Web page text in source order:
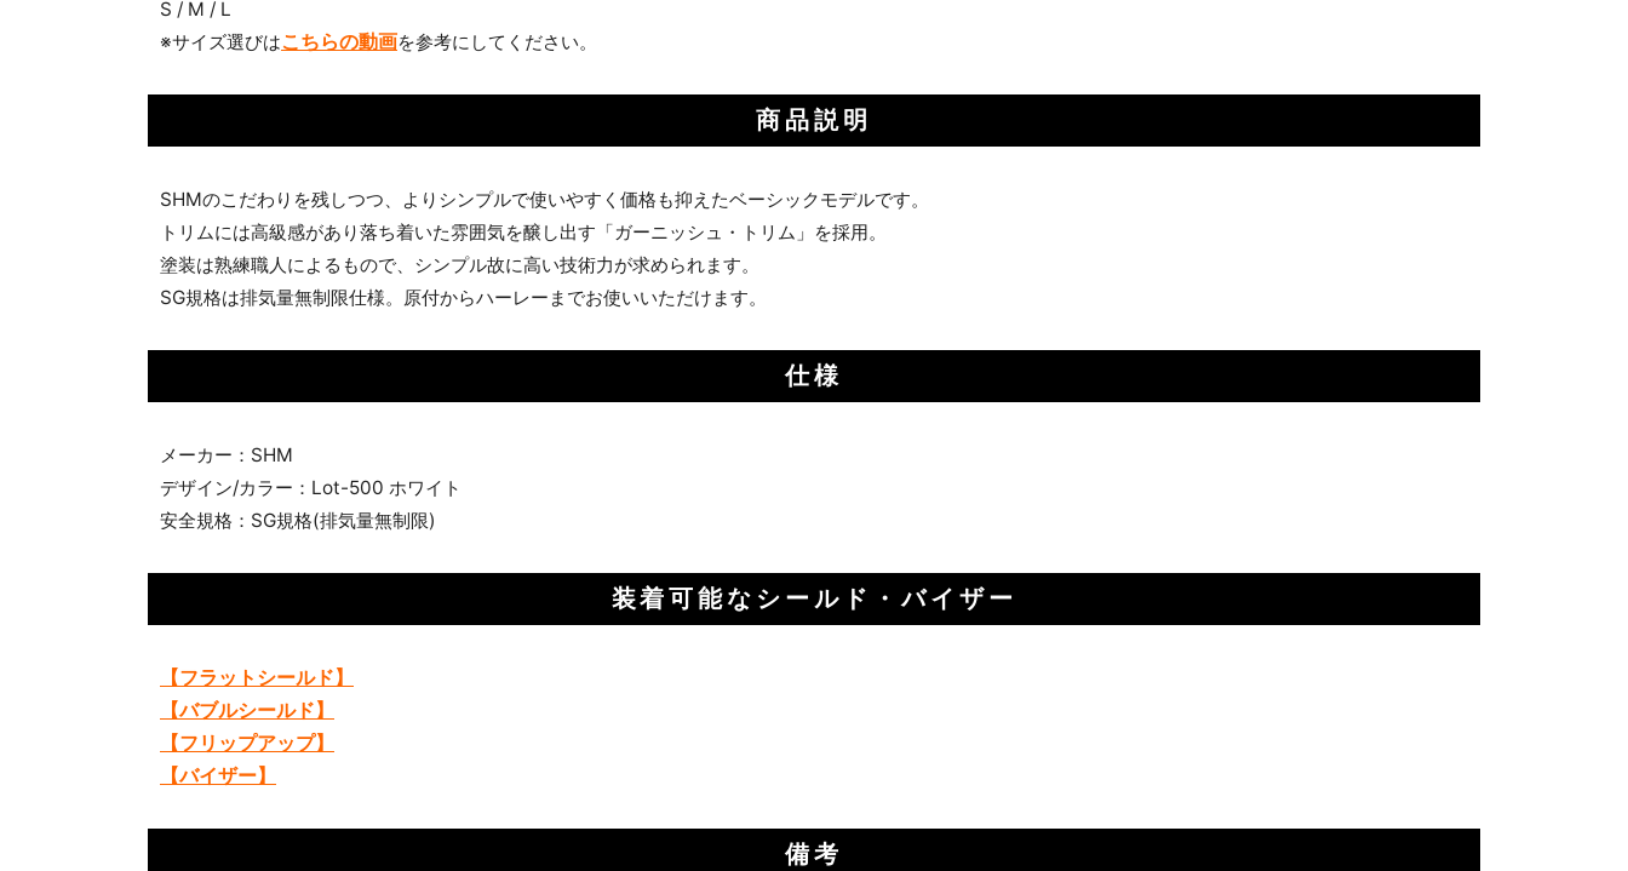
S / M / L
※サイズ選びはこちらの動画を参考にしてください。
商品説明
SHMのこだわりを残しつつ、よりシンプルで使いやすく価格も抑えたベーシックモデルです。
トリムには高級感があり落ち着いた雰囲気を醸し出す「ガーニッシュ・トリム」を採用。
塗装は熟練職人によるもので、シンプル故に高い技術力が求められます。
SG規格は排気量無制限仕様。原付からハーレーまでお使いいただけます。
仕様
メーカー：SHM
デザイン/カラー：Lot-500 ホワイト
安全規格：SG規格(排気量無制限)
装着可能なシールド・バイザー
【フラットシールド】
【バブルシールド】
【フリップアップ】
【バイザー】
備考